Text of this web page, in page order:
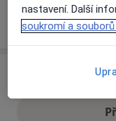
nastavení. Další
soukromí a